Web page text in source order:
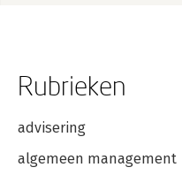
Rubrieken
advisering
algemeen management